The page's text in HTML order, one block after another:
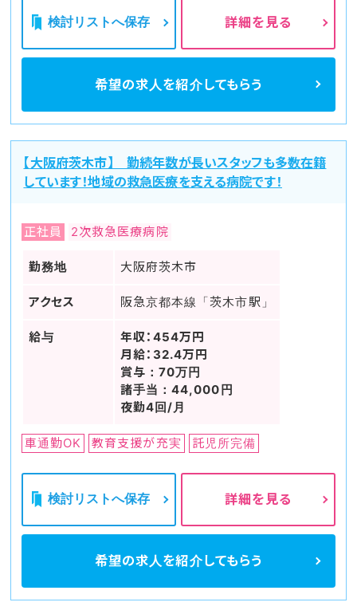
検討リストへ保存 詳細を見る
希望の求人を紹介してもらう
【大阪府茨木市】 勤続年数が長いスタッフも多数在籍
しています！地域の救急医療を支える病院です！
正社員 2次救急医療病院
勤務地 大阪府茨木市
アクセス 阪急京都本線「茨木市駅」
給与
年収：454万円
月給：32.4万円
賞与：70万円
諸手当：44,000円
夜勤4回/月
車通勤OK 教育支援が充実 託児所完備
検討リストへ保存 詳細を見る
希望の求人を紹介してもらう